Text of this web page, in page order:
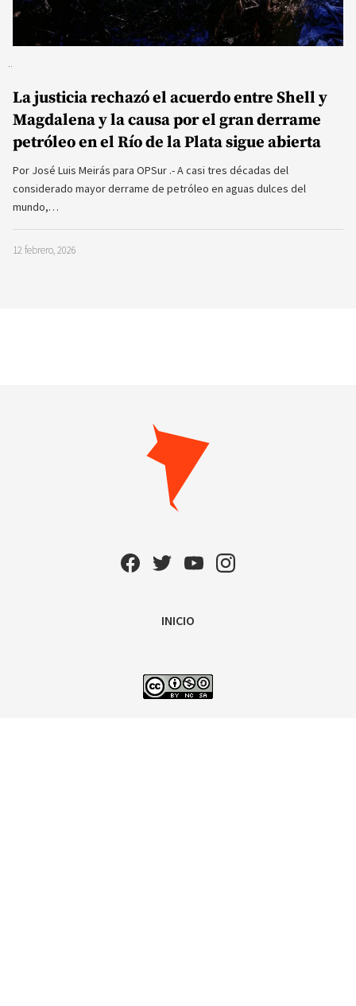
La justicia rechazó el acuerdo entre Shell y
Magdalena y la causa por el gran derrame
petróleo en el Río de la Plata sigue abierta
Por José Luis Meirás para OPSur .- A casi tres décadas del
considerado mayor derrame de petróleo en aguas dulces del
mundo,…
12 febrero, 2026
INICIO